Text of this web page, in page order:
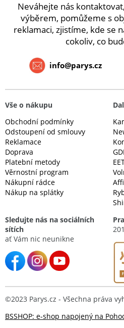
Neváhejte nás
výběrem, pomůžeme s
reklamaci, zjistíme, kde se
cokoliv, co
info@parys.cz
Vše o nákupu
Obchodní podmínky
Odstoupení od smlouvy
Reklamace
Doprava
Platební metody
Věrnostní program
Nákupní rádce
Nákup na splátky
Sledujte nás na sociálních
sítích
ať Vám nic neunikne
©2023 Parys.cz - Všechna práva
BSSHOP: e-shop napojený na